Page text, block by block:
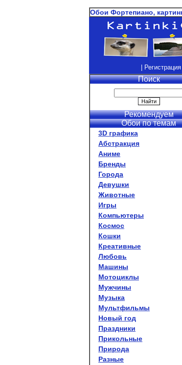
Обои Фортепиано,
| Регистрация
Поиск
Рекомендуем
Обои по темам
3D графика
Абстракция
Аниме
Бренды
Города
Девушки
Животные
Игры
Компьютеры
Космос
Кошки
Креативные
Любовь
Машины
Мотоциклы
Мужчины
Музыка
Мультфильмы
Новый год
Праздники
Прикольные
Природа
Разные